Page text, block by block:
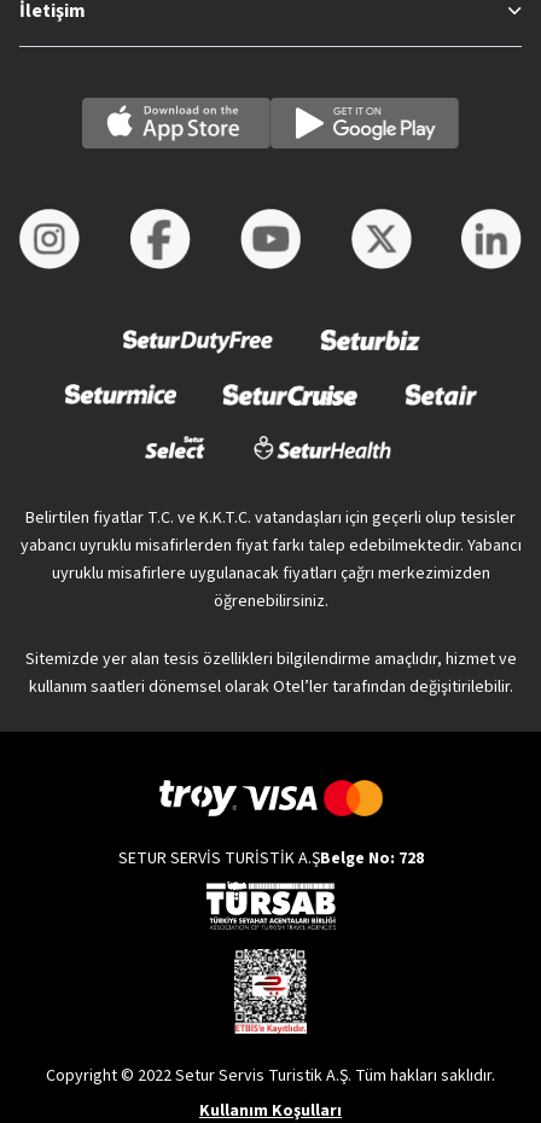
İletişim
Belirtilen fiyatlar T.C. ve K.K.T.C. vatandaşları için geçerli olup tesisler
yabancı uyruklu misafirlerden fiyat farkı talep edebilmektedir. Yabancı
uyruklu misafirlere uygulanacak fiyatları çağrı merkezimizden
öğrenebilirsiniz.
Sitemizde yer alan tesis özellikleri bilgilendirme amaçlıdır, hizmet ve
kullanım saatleri dönemsel olarak Otel’ler tarafından değişitirilebilir.
SETUR SERVİS TURİSTİK A.ŞBelge No: 728
Copyright © 2022 Setur Servis Turistik A.Ş. Tüm hakları saklıdır.
Kullanım Koşulları